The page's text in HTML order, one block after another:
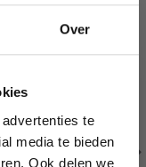
Over
te
media te bieden
Ook delen we